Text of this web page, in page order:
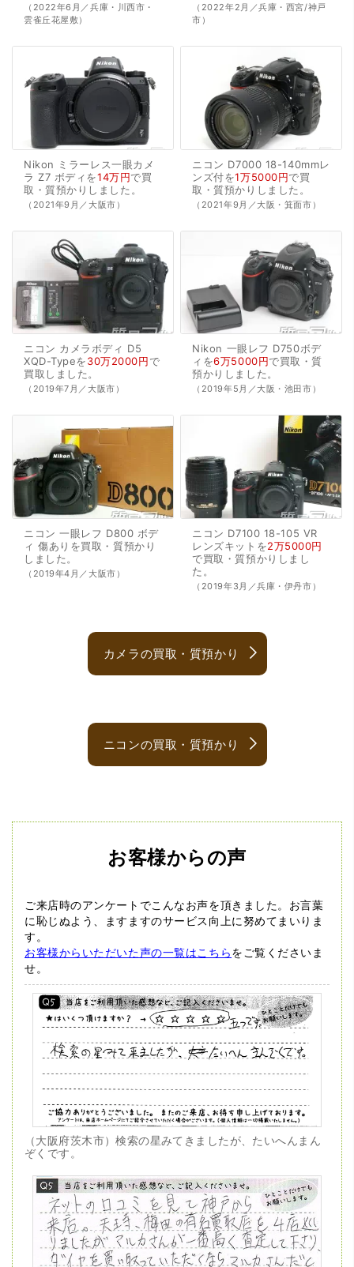
（2022年6月／兵庫・川西市・
雲雀丘花屋敷）
（2022年2月／兵庫・西宮/神戸
市）
Nikon ミラーレス一眼カメ
ラ Z7 ボディを14万円で買
取・質預かり しました。
（2021年9月／大阪市）
ニコン D7000 18-140mmレ
ンズ付を1万5000円で買
取・質預かり しました。
（2021年9月／大阪・箕面市）
ニコン カメラボディ D5
XQD-Typeを30万2000円で
買取 しました。
（2019年7月／大阪市）
Nikon 一眼レフ D750ボデ
ィを6万5000円で買取・質
預かり しました。
（2019年5月／大阪・池田市）
ニコン 一眼レフ D800 ボデ
ィ 傷ありを買取・質預かり
しました。
（2019年4月／大阪市）
ニコン D7100 18-105 VR
レンズキットを2万5000円
で買取・質預かり しまし
た。
（2019年3月／兵庫・伊丹市）
カメラの買取・質預かり
ニコンの買取・質預かり
お客様からの声
ご来店時のアンケートでこんなお声を頂きました。 お言葉
に恥じぬよう、ますますのサービス向上に努めてまいりま
す。
お客様からいただいた声の一覧はこちらをご覧くださいま
せ。
（大阪府茨木市）検索の星みてきましたが、たいへんまん
ぞくです。